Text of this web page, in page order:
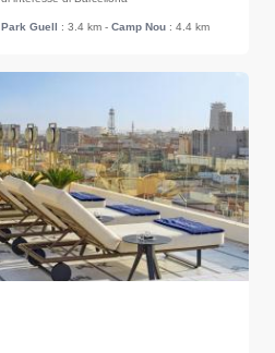
Park Guell : 3.4 km - Camp Nou : 4.4 km